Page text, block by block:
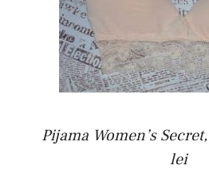
Pijama Women’s
lei